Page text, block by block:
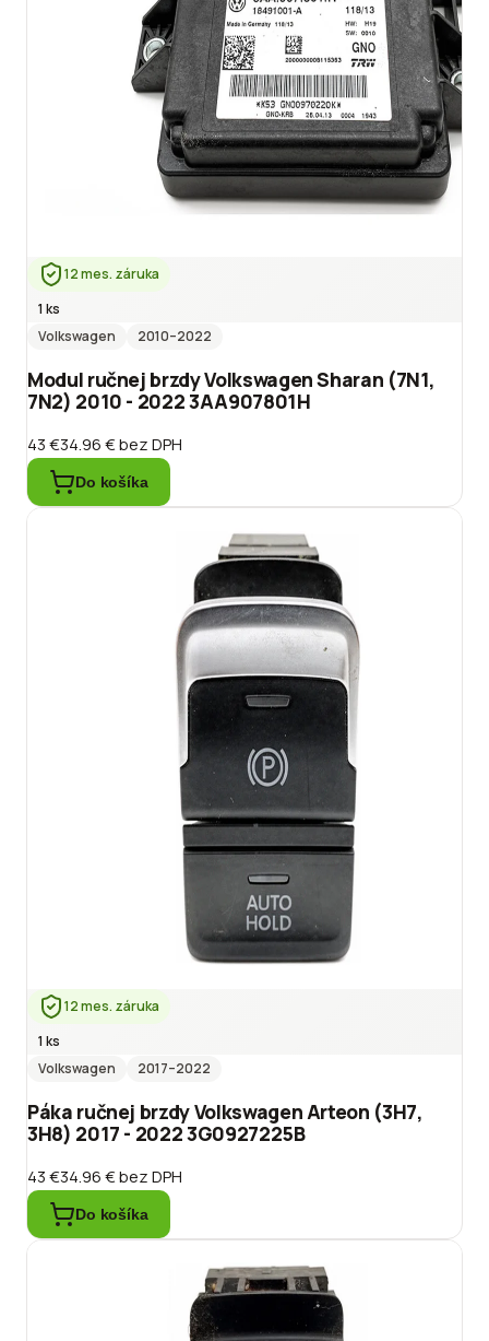
12 mes. záruka
1 ks
Volkswagen
2010–2022
Modul ručnej brzdy Volkswagen Sharan (7N1,
7N2) 2010 - 2022 3AA907801H
43 €34.96 €bez DPH
Do košíka
12 mes. záruka
1 ks
Volkswagen
2017–2022
Páka ručnej brzdy Volkswagen Arteon (3H7,
3H8) 2017 - 2022 3G0927225B
43 €34.96 €bez DPH
Do košíka